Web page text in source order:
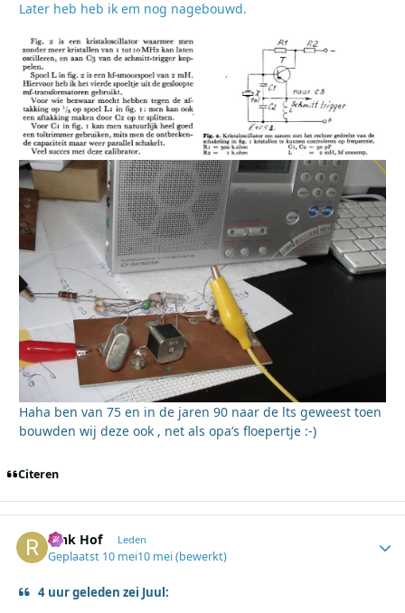
Later heb heb ik em nog nagebouwd.
Haha ben van 75 en in de jaren 90 naar de lts geweest toen
bouwden wij deze ook , net als opa’s floepertje :-)
Citeren
Rink Hof Leden
Geplaatst 10 mei10 mei(bewerkt)
4 uur geleden zei Juul: